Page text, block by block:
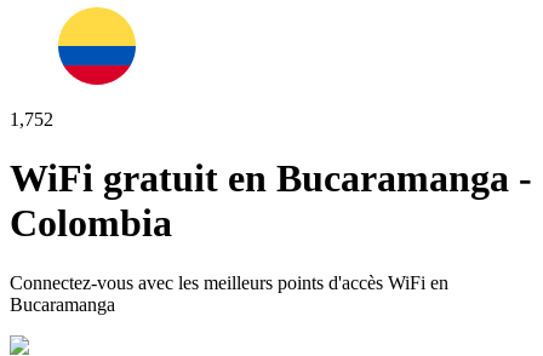
1,752
WiFi gratuit en Bucaramanga -
Colombia
Connectez-vous avec les meilleurs points d'accès WiFi en
Bucaramanga